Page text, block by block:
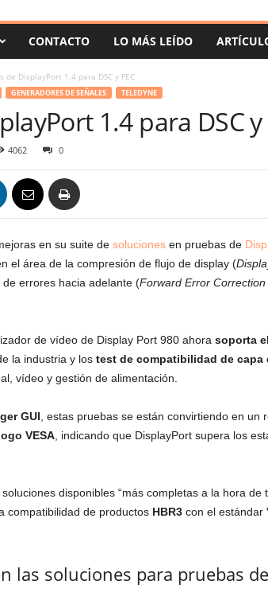
CONTACTO LO MÁS LEÍDO
de DisplayPort 1.4 para DSC y FEC
GENERADORES DE SEÑALES TELEDYNE
1.4 para DSC y
4062 0
en su suite de solucionesen pruebas de
el área de la compresión de flujo de display (
errores hacia adelante (Forward Error Correction
de vídeo de Display Port 980 ahora soporta
la industria y los test de compatibilidad de capa
vídeo y gestión de alimentación.
GUI , estas pruebas se están convirtiendo en un
VESA, indicando que DisplayPort supera los
disponibles “más completas a la hora de
compatibilidad de productos HBR3con el estándar
las soluciones para pruebas de